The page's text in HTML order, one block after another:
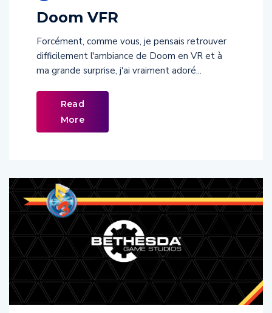
Doom VFR
Forcément, comme vous, je pensais retrouver
difficilement l'ambiance de Doom en VR et à
ma grande surprise, j'ai vraiment adoré...
Read
More